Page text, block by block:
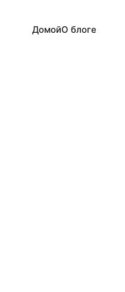
ДомойО блоге